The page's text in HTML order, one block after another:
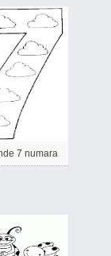
7 numara